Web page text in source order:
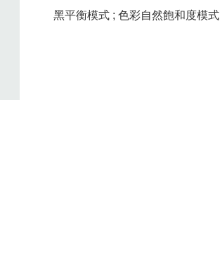
黑平衡模式 ; 色彩自然飽和度‎模式